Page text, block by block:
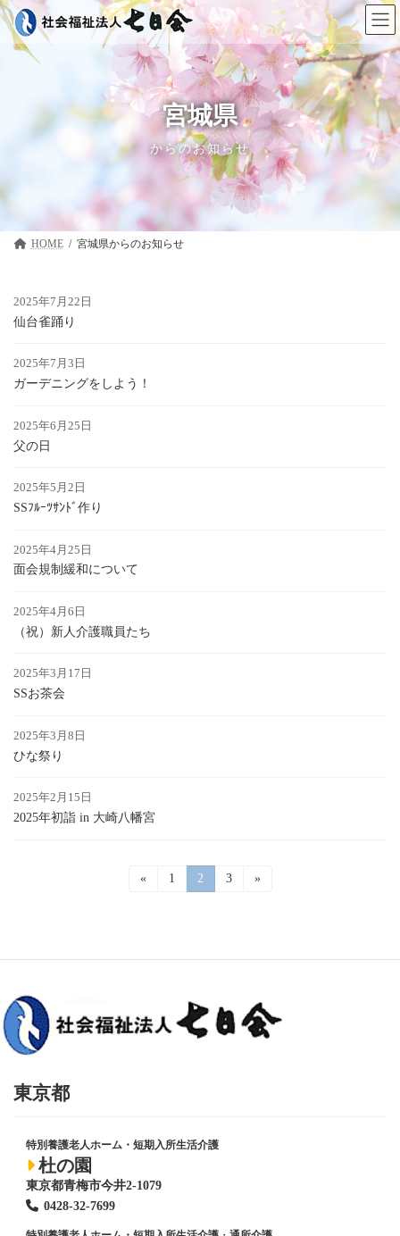
コ
ン
ナ
ビ
宮城県
からのお知らせ
HOME 宮城県
2025年7月22日
仙台雀踊り
2025年7月3日
ガーデニングをしよう！
2025年6月25日
父の日
2025年5月2日
SSﾌﾙｰﾂｻﾝﾄﾞ作り
2025年4月25日
面会規制緩和について
2025年4月6日
（祝）新人介護職員たち
2025年3月17日
SSお茶会
2025年3月8日
ひな祭り
2025年2月15日
2025年初詣 in 大崎八幡宮
ー
ジ
送
り
«
固1
固
定
2
固
3 »
東京都
特別養護老人ホーム・短期入所生活介護
杜の園
東京都青梅市今井2-1079
0428-32-7699